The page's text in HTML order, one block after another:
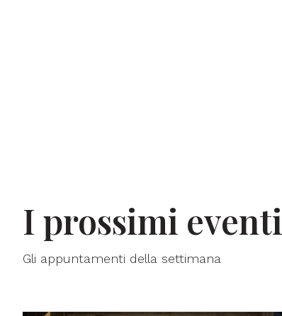
I prossimi eventi
Gli appuntamenti della settimana